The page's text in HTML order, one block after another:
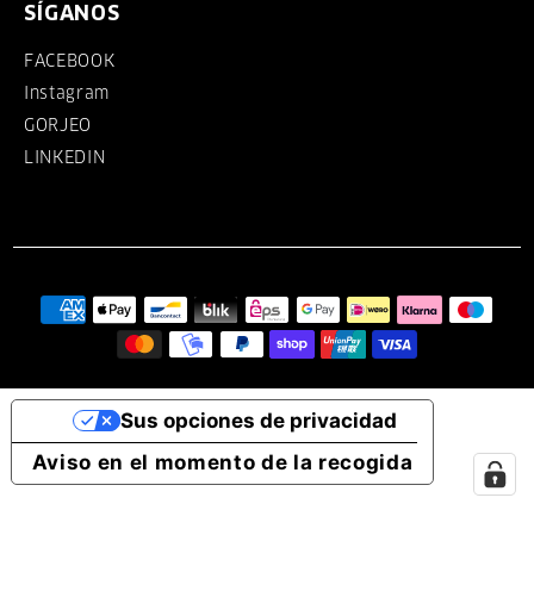
SÍGANOS
FACEBOOK
Instagram
GORJEO
LINKEDIN
Aviso en el momento de la recogida
Sus opciones de privacidad